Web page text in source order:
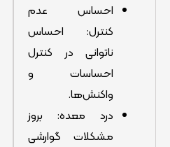
احساس عدم
کنترل: احساس
ناتوانی در کنترل
احساسات و
واکنش‌ها.
درد معده: بروز
مشکلات گوارشی